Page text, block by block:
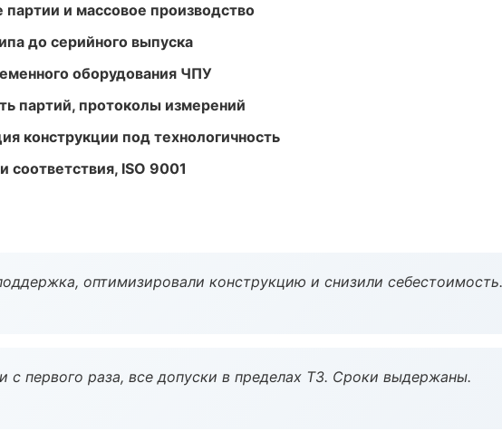
и массовое производство
до серийного выпуска
оборудования ЧПУ
партий, протоколы измерений
конструкции под технологичность
соответствия, ISO 9001
оптимизировали конструкцию и снизили себестоимость.
с первого раза, все допуски в пределах ТЗ. Сроки выдержаны.